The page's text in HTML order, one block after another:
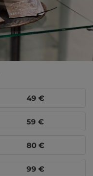
49 €
59 €
80 €
99 €